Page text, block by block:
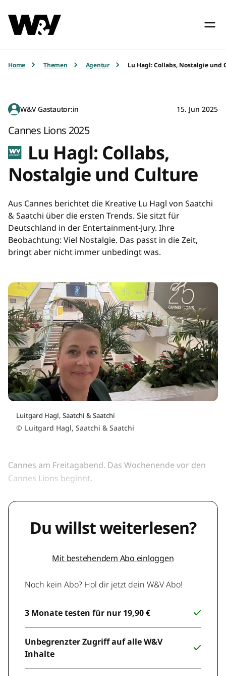
Home Themen Agentur Lu Hagl: Collabs, Nostalgie und
W&V Gastautor:in 15. Jun 2025
Cannes Lions 2025
Lu Hagl: Collabs,
Nostalgie und Culture
Aus Cannes berichtet die Kreative Lu Hagl von Saatchi
& Saatchi über die ersten Trends. Sie sitzt für
Deutschland in der Entertainment-Jury. Ihre
Beobachtung: Viel Nostalgie. Das passt in die Zeit,
bringt aber nicht immer unbedingt was.
Luitgard Hagl, Saatchi & Saatchi
© Luitgard Hagl, Saatchi & Saatchi
Cannes am Freitagabend. Das Wochenende vor den
Cannes Lions beginnt.
Du willst weiterlesen?
Mit bestehendem Abo einloggen
Noch kein Abo? Hol dir jetzt dein W&V Abo!
3 Monate testen für nur 19,90 €
Unbegrenzter Zugriff auf alle W&V
Inhalte